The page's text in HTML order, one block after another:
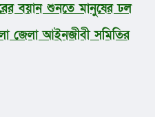
বয়ান শুনতে মানুষের ঢল
জেলা আইনজীবী সমিতির